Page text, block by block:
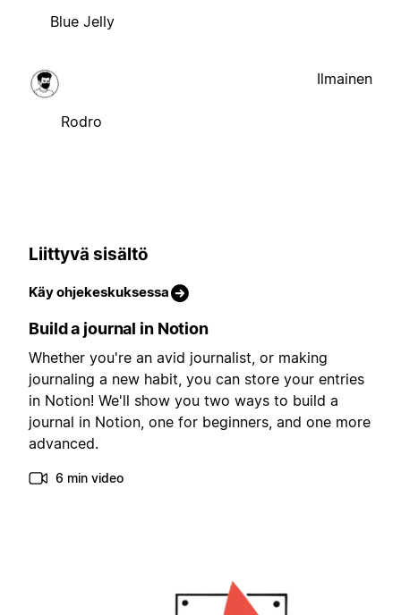
Blue Jelly
Rodro
Ilmainen
Liittyvä sisältö
Käy ohjekeskuksessa
Build a journal in Notion
Whether you're an avid journalist, or making
journaling a new habit, you can store your entries
in Notion! We'll show you two ways to build a
journal in Notion, one for beginners, and one more
advanced.
6 min video